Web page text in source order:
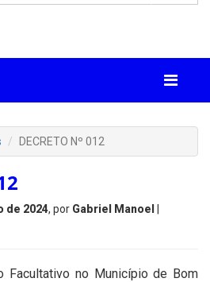
DECRETO Nº 012
de 2024, por Gabriel Manoel
Facultativo no Município de Bom